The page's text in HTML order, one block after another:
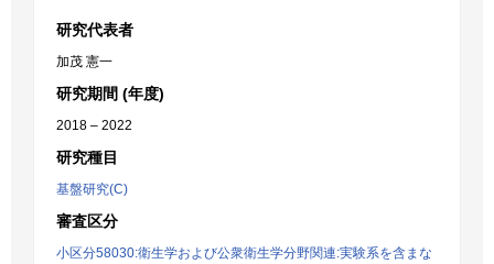
研究代表者
加茂 憲一
研究期間 (年度)
2018 – 2022
研究種目
基盤研究(C)
審査区分
小区分58030:衛生学および公衆衛生学分野関連:実験系を含まな